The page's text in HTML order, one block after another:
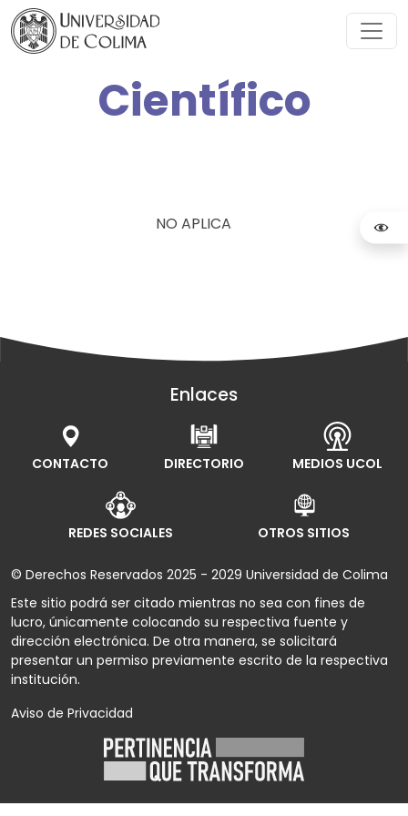
Científico
NO APLICA
Enlaces
CONTACTO DIRECTORIO MEDIOS UCOL
REDES SOCIALES OTROS SITIOS
© Derechos Reservados 2025 - 2029 Universidad de Colima
Este sitio podrá ser citado mientras no sea con fines de
lucro, únicamente colocando su respectiva fuente y
dirección electrónica. De otra manera, se solicitará
presentar un permiso previamente escrito de la respectiva
institución.
Aviso de Privacidad